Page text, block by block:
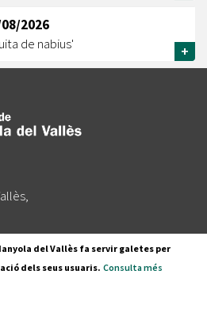
2026
de nabius'
+
butlletí
del Vallès fa servir galetes per
dels seus usuaris. Consulta més